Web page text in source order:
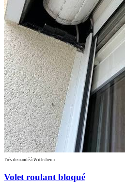
Très demandé à Wittisheim
Volet roulant bloqué